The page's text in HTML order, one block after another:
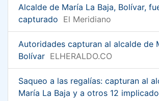
Alcalde de María La Baja, Bolívar,
capturado El Meridiano
Autoridades capturan al alcalde de
Bolívar ELHERALDO.CO
Saqueo a las regalías: capturan al
María La Baja y a otros 12